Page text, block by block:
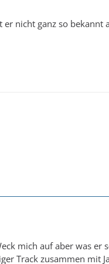
nicht ganz so bekannt
mich auf aber was
Track zusammen mit